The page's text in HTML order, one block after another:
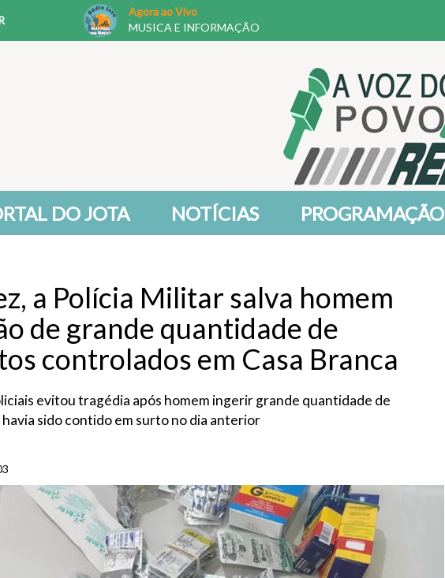
Agora ao Vivo
MUSICA E INFORMAÇÃO
DO JOTA NOTÍCIAS PROGRAMAÇÃO
a Polícia Militar salva homem
de grande quantidade de
controlados em Casa Branca
evitou tragédia após homem ingerir grande quantidade de
sido contido em surto no dia anterior